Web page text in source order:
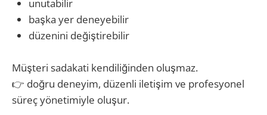
unutabilir
başka yer deneyebilir
düzenini değiştirebilir
Müşteri sadakati kendiliğinden oluşmaz.
👉 doğru deneyim, düzenli iletişim ve profesyonel
süreç yönetimiyle oluşur.